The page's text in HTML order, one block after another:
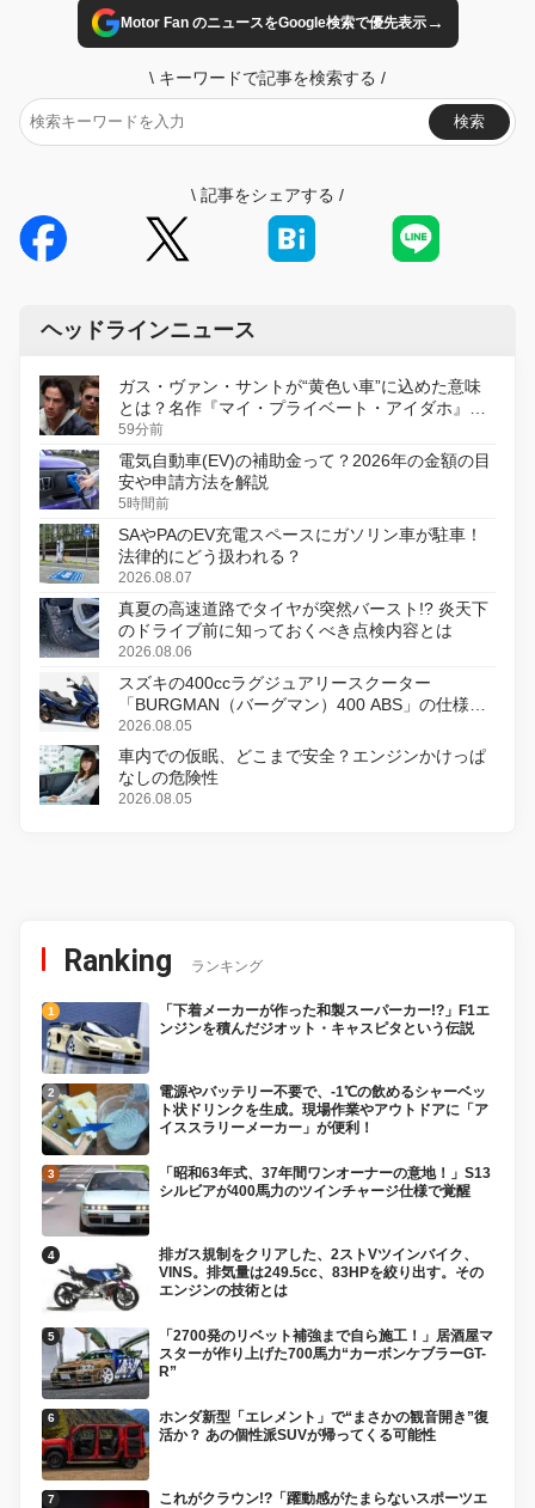
Motor Fan のニュースをGoogle検索で優先表示→
\ キーワードで記事を検索する /
検索
\ 記事をシェアする /
ヘッドラインニュース
ガス・ヴァン・サントが“黄色い車”に込めた意味
とは？名作『マイ・プライベート・アイダホ』が
初のデジタルリマスター版で復活
59分前
電気自動車(EV)の補助金って？2026年の金額の目
安や申請方法を解説
5時間前
SAやPAのEV充電スペースにガソリン車が駐車！
法律的にどう扱われる？
2026.08.07
真夏の高速道路でタイヤが突然バースト!? 炎天下
のドライブ前に知っておくべき点検内容とは
2026.08.06
スズキの400ccラグジュアリースクーター
「BURGMAN（バーグマン）400 ABS」の仕様を
変更し、8月18日に発売
2026.08.05
車内での仮眠、どこまで安全？エンジンかけっぱ
なしの危険性
2026.08.05
Ranking ランキング
「下着メーカーが作った和製スーパーカー!?」F1エ
ンジンを積んだジオット・キャスピタという伝説
電源やバッテリー不要で、-1℃の飲めるシャーベッ
ト状ドリンクを生成。現場作業やアウトドアに「ア
イススラリーメーカー」が便利！
「昭和63年式、37年間ワンオーナーの意地！」S13
シルビアが400馬力のツインチャージ仕様で覚醒
排ガス規制をクリアした、2ストVツインバイク、
VINS。排気量は249.5cc、83HPを絞り出す。その
エンジンの技術とは
「2700発のリベット補強まで自ら施工！」居酒屋マ
スターが作り上げた700馬力“カーボンケブラーGT-
R”
ホンダ新型「エレメント」で“まさかの観音開き”復
活か？ あの個性派SUVが帰ってくる可能性
これがクラウン!?「躍動感がたまらないスポーツエ